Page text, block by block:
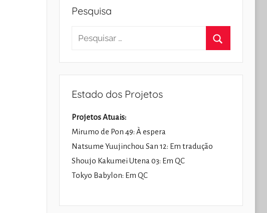
Pesquisa
Pesquisar
Estado dos Projetos
Projetos Atuais:
Mirumo de Pon 49: À espera
Natsume Yuujinchou San 12: Em tradução
Shoujo Kakumei Utena 03: Em QC
Tokyo Babylon: Em QC